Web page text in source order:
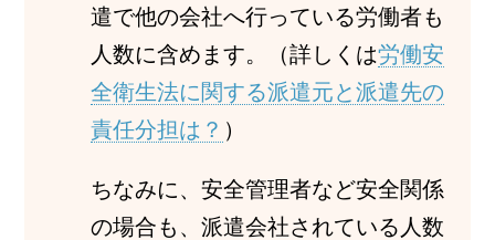
遣で他の会社へ行っている労働者も
人数に含めます。（詳しくは労働安
全衛生法に関する派遣元と派遣先の
責任分担は？ ）
ちなみに、安全管理者など安全関係
の場合も、派遣会社されている人数